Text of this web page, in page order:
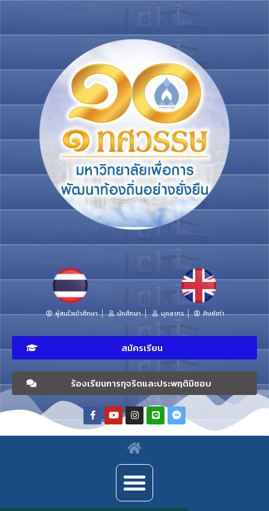
ผู้สนใจเข้าศึกษา นักศึกษา บุคลากร ศิษย์เก่า
สมัครเรียน
ร้องเรียนการทุจริตและประพฤติมิชอบ